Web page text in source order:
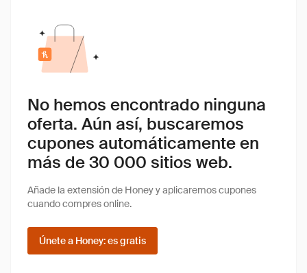
No hemos encontrado ninguna
oferta. Aún así, buscaremos
cupones automáticamente en
más de 30 000 sitios web.
Añade la extensión de Honey y aplicaremos cupones
cuando compres online.
Únete a Honey: es gratis